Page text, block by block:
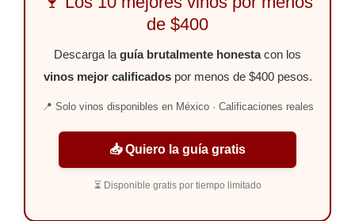
de $400
Descarga laguía brutalmente honestacon los
vinos mejor calificadospor menos de $400 pesos.
📍 Solo vinos disponibles en México · Calificaciones reales
📥 Quiero la guía gratis
⏳ Disponible gratis por tiempo limitado